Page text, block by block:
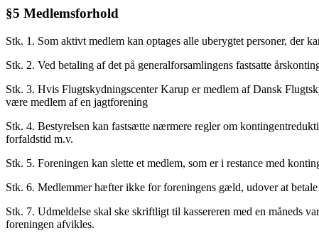
§5 Medlemsforhold
Stk. 1. Som aktivt medlem kan optages alle uberygtet personer, der
Stk. 2. Ved betaling af det på generalforsamlingens fastsatte
Stk. 3. Hvis Flugtskydningscenter Karup er medlem af Dansk
være medlem af en jagtforening
Stk. 4. Bestyrelsen kan fastsætte nærmere regler om
forfaldstid m.v.
Stk. 5. Foreningen kan slette et medlem, som er i restance med
Stk. 6. Medlemmer hæfter ikke for foreningens gæld, udover at
Stk. 7. Udmeldelse skal ske skriftligt til kassereren med en måneds
foreningen afvikles.